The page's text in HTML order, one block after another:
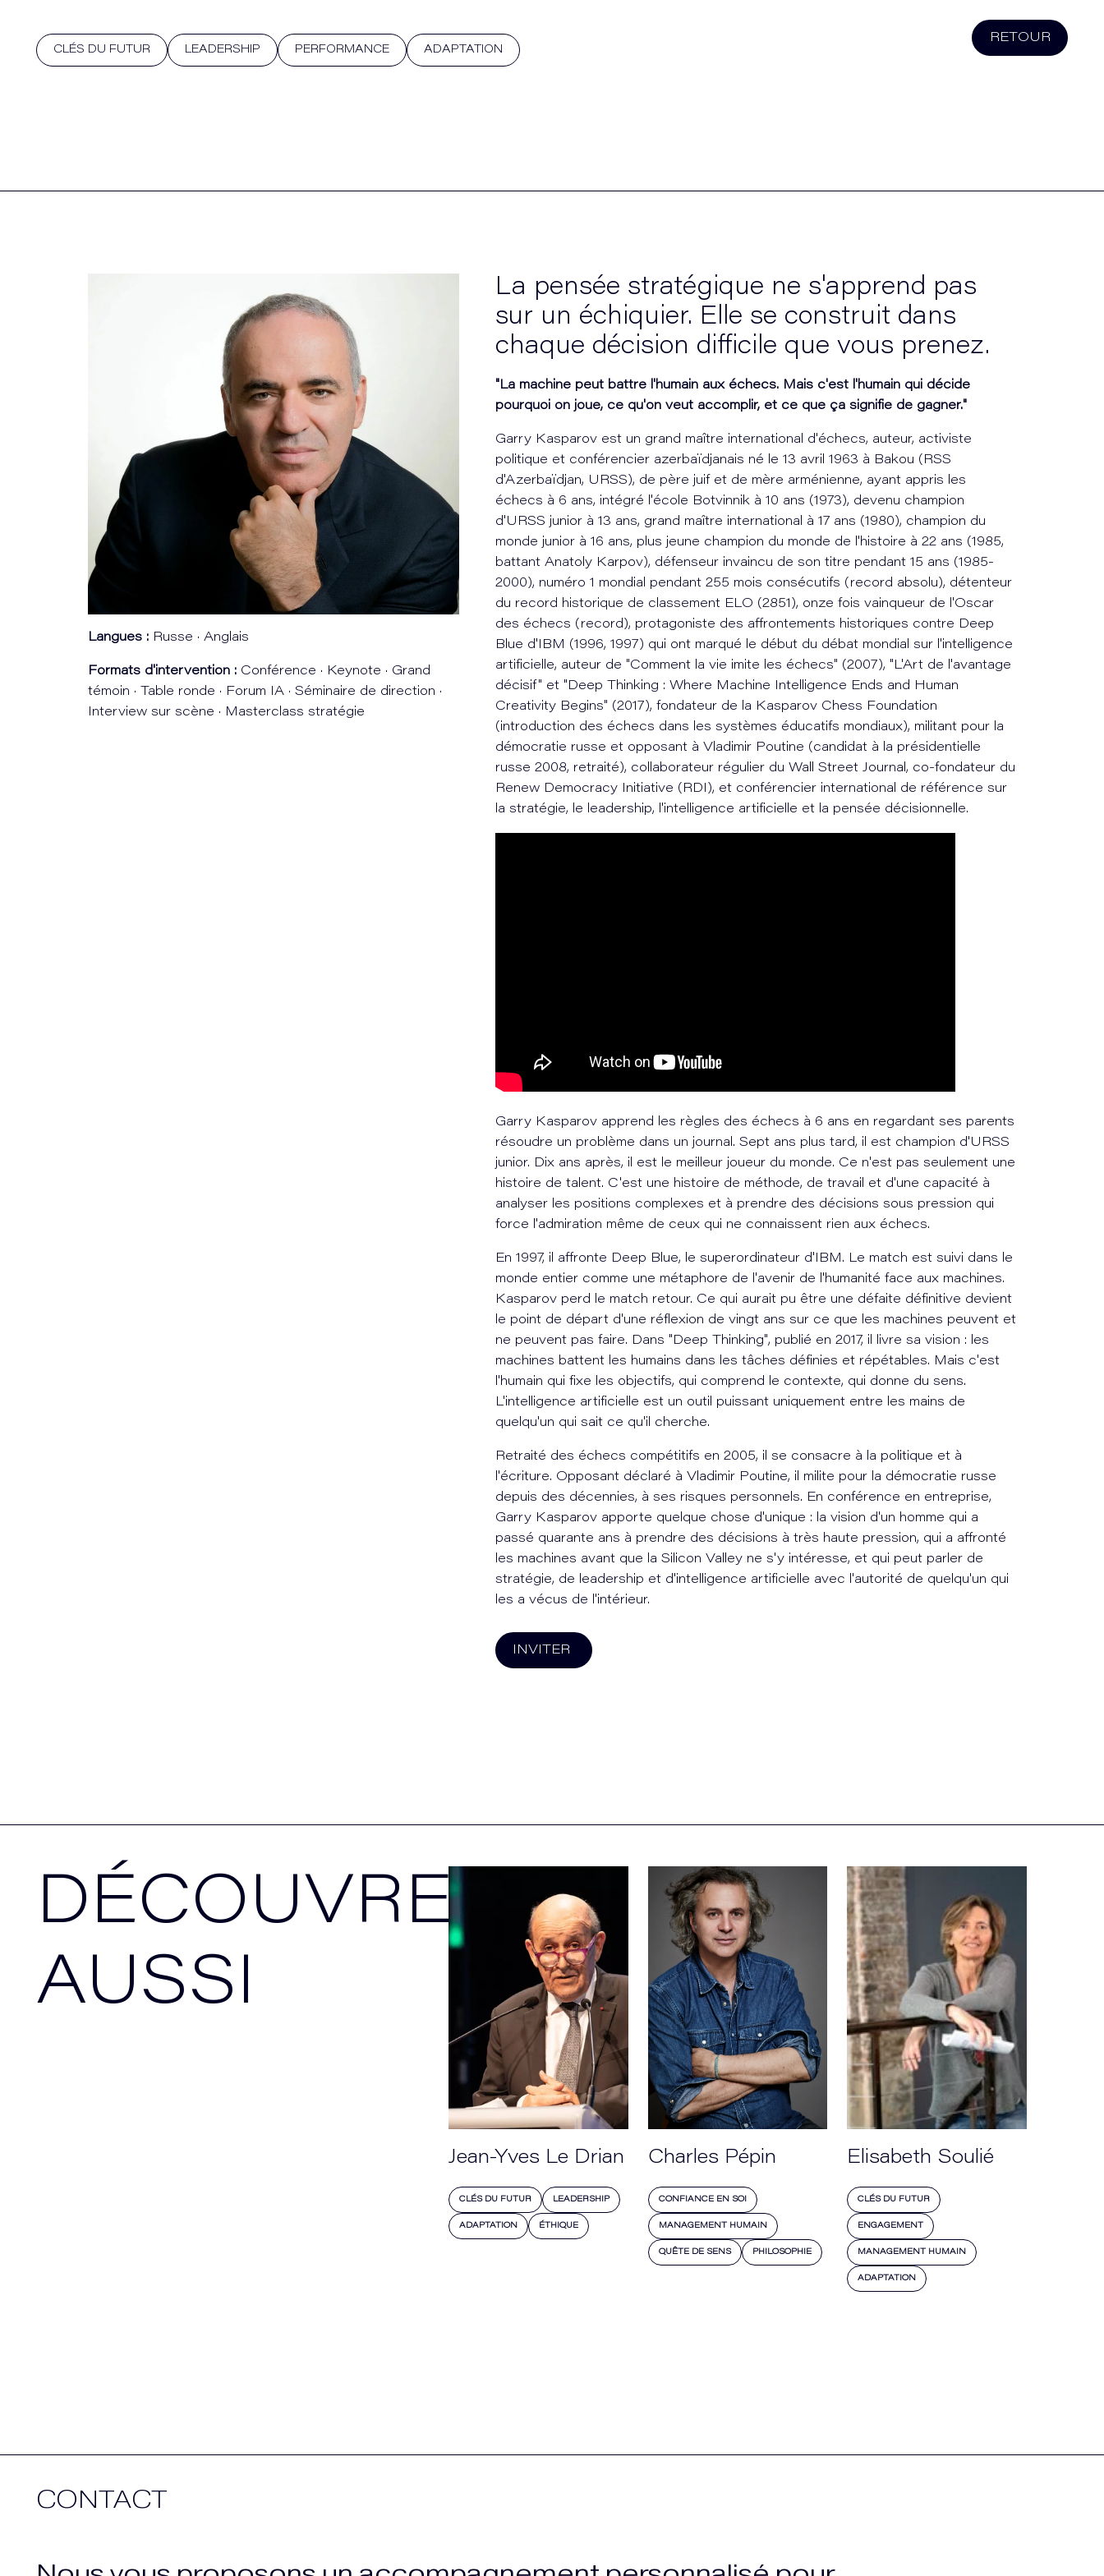
CLÉS DU FUTUR LEADERSHIP PERFORMANCE ADAPTATION
RETOUR
Langues :Russe · Anglais
Formats d'intervention :Conférence · Keynote · Grand
témoin · Table ronde · Forum IA · Séminaire de direction ·
Interview sur scène · Masterclass stratégie
La pensée stratégique ne s'apprend pas
sur un échiquier. Elle se construit dans
chaque décision difficile que vous prenez.
"La machine peut battre l'humain aux échecs. Mais c'est l'humain qui décide
pourquoi on joue, ce qu'on veut accomplir, et ce que ça signifie de gagner."
Garry Kasparov est un grand maître international d'échecs, auteur, activiste
politique et conférencier azerbaïdjanais né le 13 avril 1963 à Bakou (RSS
d'Azerbaïdjan, URSS), de père juif et de mère arménienne, ayant appris les
échecs à 6 ans, intégré l'école Botvinnik à 10 ans (1973), devenu champion
d'URSS junior à 13 ans, grand maître international à 17 ans (1980), champion du
monde junior à 16 ans, plus jeune champion du monde de l'histoire à 22 ans (1985,
battant Anatoly Karpov), défenseur invaincu de son titre pendant 15 ans (1985-
2000), numéro 1 mondial pendant 255 mois consécutifs (record absolu), détenteur
du record historique de classement ELO (2851), onze fois vainqueur de l'Oscar
des échecs (record), protagoniste des affrontements historiques contre Deep
Blue d'IBM (1996, 1997) qui ont marqué le début du débat mondial sur l'intelligence
artificielle, auteur de "Comment la vie imite les échecs" (2007), "L'Art de l'avantage
décisif" et "Deep Thinking : Where Machine Intelligence Ends and Human
Creativity Begins" (2017), fondateur de la Kasparov Chess Foundation
(introduction des échecs dans les systèmes éducatifs mondiaux), militant pour la
démocratie russe et opposant à Vladimir Poutine (candidat à la présidentielle
russe 2008, retraité), collaborateur régulier du Wall Street Journal, co-fondateur du
Renew Democracy Initiative (RDI), et conférencier international de référence sur
la stratégie, le leadership, l'intelligence artificielle et la pensée décisionnelle.
Garry Kasparov apprend les règles des échecs à 6 ans en regardant ses parents
résoudre un problème dans un journal. Sept ans plus tard, il est champion d'URSS
junior. Dix ans après, il est le meilleur joueur du monde. Ce n'est pas seulement une
histoire de talent. C'est une histoire de méthode, de travail et d'une capacité à
analyser les positions complexes et à prendre des décisions sous pression qui
force l'admiration même de ceux qui ne connaissent rien aux échecs.
En 1997, il affronte Deep Blue, le superordinateur d'IBM. Le match est suivi dans le
monde entier comme une métaphore de l'avenir de l'humanité face aux machines.
Kasparov perd le match retour. Ce qui aurait pu être une défaite définitive devient
le point de départ d'une réflexion de vingt ans sur ce que les machines peuvent et
ne peuvent pas faire. Dans "Deep Thinking", publié en 2017, il livre sa vision : les
machines battent les humains dans les tâches définies et répétables. Mais c'est
l'humain qui fixe les objectifs, qui comprend le contexte, qui donne du sens.
L'intelligence artificielle est un outil puissant uniquement entre les mains de
quelqu'un qui sait ce qu'il cherche.
Retraité des échecs compétitifs en 2005, il se consacre à la politique et à
l'écriture. Opposant déclaré à Vladimir Poutine, il milite pour la démocratie russe
depuis des décennies, à ses risques personnels. En conférence en entreprise,
Garry Kasparov apporte quelque chose d'unique : la vision d'un homme qui a
passé quarante ans à prendre des décisions à très haute pression, qui a affronté
les machines avant que la Silicon Valley ne s'y intéresse, et qui peut parler de
stratégie, de leadership et d'intelligence artificielle avec l'autorité de quelqu'un qui
les a vécus de l'intérieur.
INVITER
DÉCOUVREZ
AUSSI
Jean-Yves Le Drian
CLÉS DU FUTUR LEADERSHIP
ADAPTATION ÉTHIQUE
Charles Pépin
CONFIANCE EN SOI
MANAGEMENT HUMAIN
QUÊTE DE SENS PHILOSOPHIE
Elisabeth Soulié
CLÉS DU FUTUR
ENGAGEMENT
MANAGEMENT HUMAIN
ADAPTATION
CONTACT